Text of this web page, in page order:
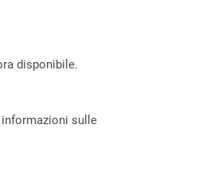
disponibile.
informazioni sulle